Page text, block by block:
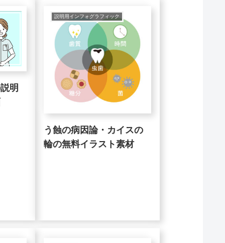
明
説明用インフォグラフィック
う蝕の病因論・カイスの
輪の無料イラスト素材